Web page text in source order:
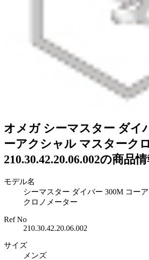
オメガ シーマスター ダイ
ーアクシャル マスターク
210.30.42.20.06.002の商品
モデル名
シーマスター ダイバー 300M コー
クロノメーター
Ref No
210.30.42.20.06.002
サイズ
メンズ